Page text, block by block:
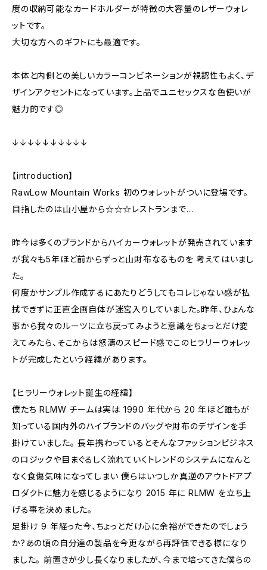
度の収納可能なカードホルダーが特徴の大容量のレザーウォレ
ットです。
大切な方へのギフトにも最適です。
本体と内側との美しいカラーコンビネーションが視認性もよく、デ
ザインアクセントになっています。上品でユニセックスな色使いが
魅力的です◎
↓↓↓↓↓↓↓↓↓↓
【introduction】
RawLow Mountain Works 初のウォレットがついに登場です。
目指したのは山小屋から☆☆☆レストランまで…
昨今は多くのブランドからハイカーウォレットが発売されています
が我々も5年ほど前からずっと山財布なるものを 考えてはいまし
た。
何度かサンプル作成するにあたりどうしてもコレじゃない感が払
拭できずに正直企画自体が迷宮入りしていました。昨年、ひょんな
事から我々のルーツに立ち戻ってみようと意識をちょっとだけ変
えてみたら、そこからは怒濤のスピード感でこのヒラリーウォレッ
トが完成したという経緯があります。
【ヒラリーウォレット誕生の経緯】
僕たち RLMW チームは実は 1990 年代から 20 年ほど誰もが
知っている国内外のハイブランドのバッグや財布のデザインを手
掛けていました。 長年携わっているとそんなファッションビジネス
のロジックや目まぐるしく流れていくトレンドのシステムになんと
なく食傷気味になってしまい 僕らはいつしか真逆のアウトドアプ
ロダクトに魅力を感じるようになり 2015 年に RLMW を立ち上
げる事を決めました。
足掛け 9 年経った今、ちょっとだけ心に余裕ができたのでしょう
か?あの頃の自分達の製品を今更ながら再評価できる様になり
ました。 前置きが少し長くなりましたが、今まで培ってきた僕らの